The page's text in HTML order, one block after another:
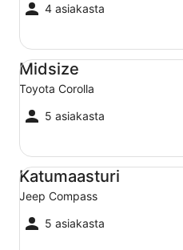
4 asiakasta
Midsize
Toyota Corolla
5 asiakasta
Midsize Toyota Corolla
Katumaasturi
Jeep Compass
5 asiakasta
Katumaasturi Jeep Compass